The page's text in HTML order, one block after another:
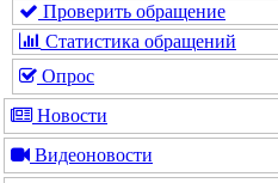
Проверить обращение
Статистика обращений
Опрос
Новости
Видеоновости